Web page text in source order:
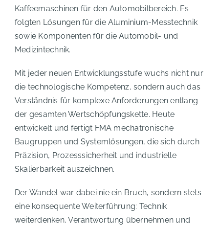
Kaffeemaschinen für den Automobilbereich. Es
folgten Lösungen für die Aluminium-Messtechnik
sowie Komponenten für die Automobil- und
Medizintechnik.
Mit jeder neuen Entwicklungsstufe wuchs nicht nur
die technologische Kompetenz, sondern auch das
Verständnis für komplexe Anforderungen entlang
der gesamten Wertschöpfungskette. Heute
entwickelt und fertigt FMA mechatronische
Baugruppen und Systemlösungen, die sich durch
Präzision, Prozesssicherheit und industrielle
Skalierbarkeit auszeichnen.
Der Wandel war dabei nie ein Bruch, sondern stets
eine konsequente Weiterführung: Technik
weiterdenken, Verantwortung übernehmen und